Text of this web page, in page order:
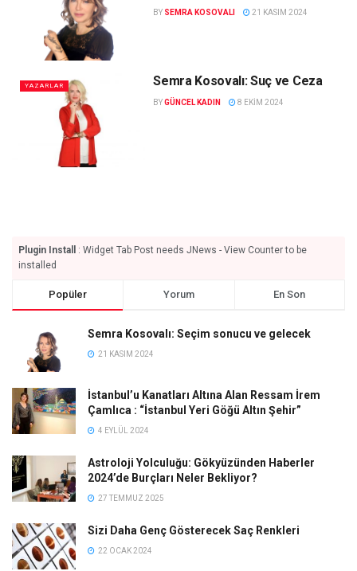
BY SEMRA KOSOVALI 21 KASIM 2024
YAZARLAR Semra Kosovalı: Suç ve Ceza
BYGÜNCEL KADIN 8 EKIM 2024
Plugin Install
: Widget Tab Post needs JNews - View Counter to be
installed
Popüler Yorum En Son
Semra Kosovalı: Seçim sonucu ve gelecek
21 KASIM 2024
İstanbul’u Kanatları Altına Alan Ressam İrem
Çamlıca : “İstanbul Yeri Göğü Altın Şehir”
4 EYLÜL 2024
Astroloji Yolculuğu: Gökyüzünden Haberler
2024’de Burçları Neler Bekliyor?
27 TEMMUZ 2025
Sizi Daha Genç Gösterecek Saç Renkleri
22 OCAK 2024